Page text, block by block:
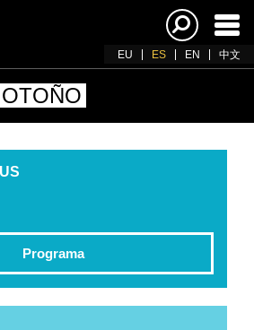
EU ES EN 中文
Programa